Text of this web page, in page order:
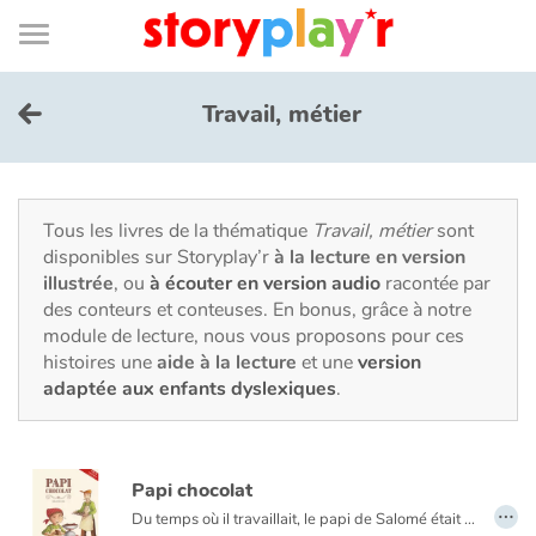
Connexion
Bibliothèque
de
page
Menu
Je me connecte
Tester gratuitement
Bibliothèque
Prix
Contes d'ici et d'ailleurs
Travail, métier
Tous les livres de la thématique Travail, métiersont
disponibles sur Storyplay’rà la lecture en version
illustrée, ou à écouter en version audio racontée par
des conteurs et conteuses. En bonus, grâce à notre
module de lecture, nous vous proposons pour ces
histoires uneaide à la lecture et uneversion
adaptée aux enfants dyslexiques.
Papi chocolat
Du temps où il travaillait, le papi de Salomé était chocolatier. Hélas, depuis qu’il a pris sa retraite, il ne veut plus entendre parler de chocolat. Pour sa petite fille, fini les truffes et les mokas ! Impossible de le faire changer d’avis. Le papi est bien décidé à profiter de sa retraite pour prendre du bon temps. Mais la fillette est tout aussi résolue à retrouver son Papi Chocolat, celui des truffes et des mokas. …